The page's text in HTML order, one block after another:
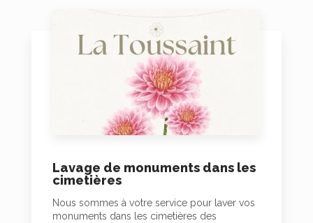
Lavage de monuments dans les
cimetières
Nous sommes à votre service pour laver vos
monuments dans les cimetières des